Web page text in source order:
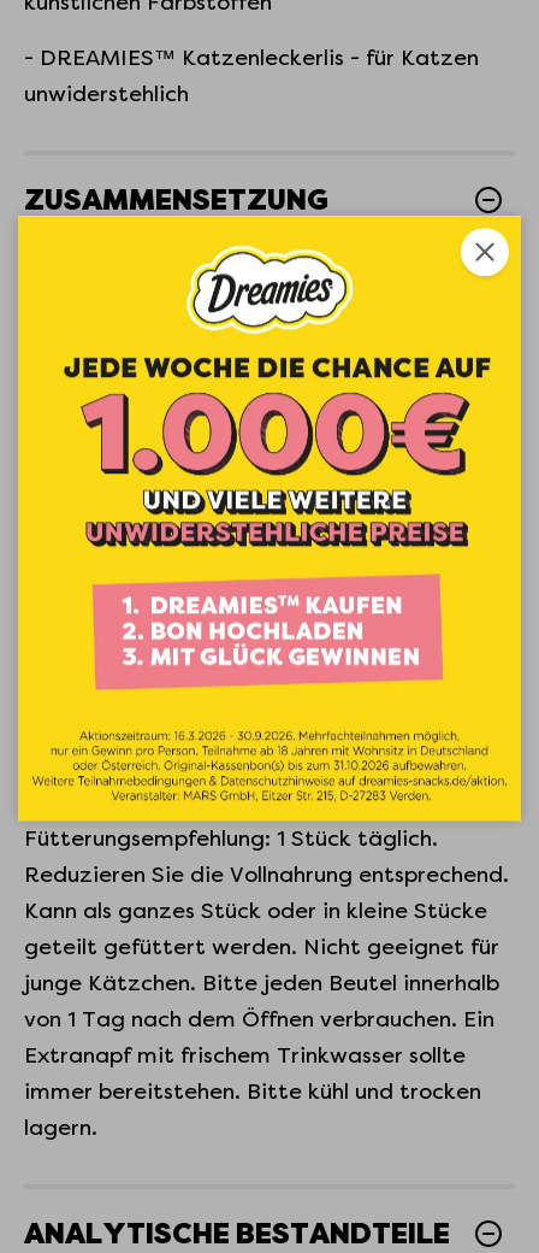
- DREAMIES™ Katzenleckerlis - für Katzen
unwiderstehlich
ZUSAMMENSETZUNG
Zusammensetzung: Fleisch und tierische
Nebenerzeugnisse (*insgesamt 64%), Fisch
und Fischnebenerzeugnisse (*Lachs 26%),
Hefen, Zucker, Mineralstoffe.
ZUSATZSTOFFE
Ernährungsphysiologische Zusatzstoffe:
Vitamin A: 5000 IE, Vitamin D₃: 500 IE,
Vitamin E: 5.0 mg, Taurin: 1000 mg.
FÜTTERUNGSEMPFEHLUNG
Fütterungsempfehlung: 1 Stück täglich.
Reduzieren Sie die Vollnahrung entsprechend.
Kann als ganzes Stück oder in kleine Stücke
geteilt gefüttert werden. Nicht geeignet für
junge Kätzchen. Bitte jeden Beutel innerhalb
von 1 Tag nach dem Öffnen verbrauchen. Ein
Extranapf mit frischem Trinkwasser sollte
immer bereitstehen. Bitte kühl und trocken
lagern.
ANALYTISCHE BESTANDTEILE